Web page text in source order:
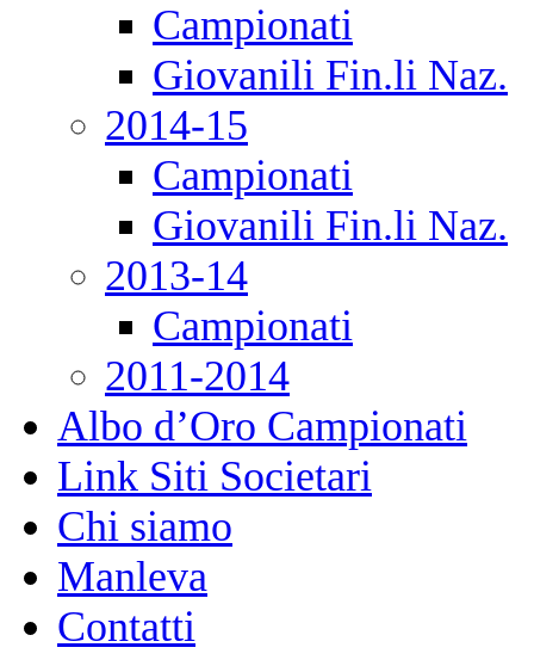
Campionati
Giovanili Fin.li Naz.
2014-15
Campionati
Giovanili Fin.li Naz.
2013-14
Campionati
2011-2014
Albo d’Oro Campionati
Link Siti Societari
Chi siamo
Manleva
Contatti